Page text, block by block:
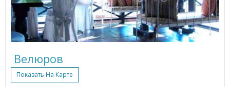
Велюров
Показать На Карте